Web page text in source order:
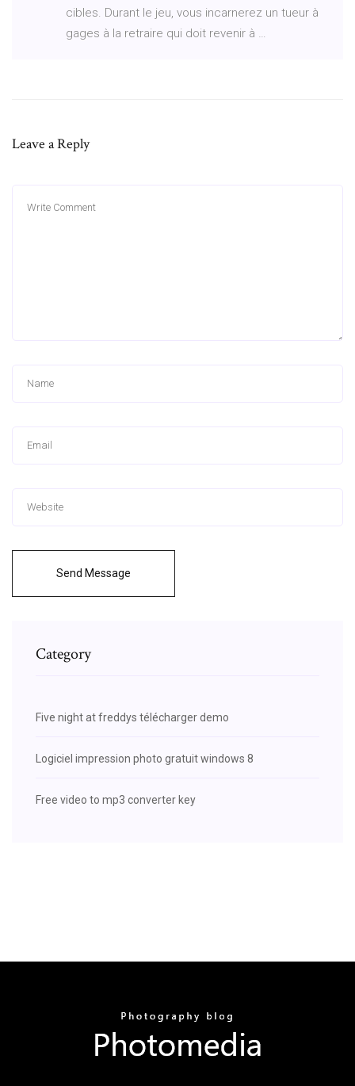
cibles. Durant le jeu, vous incarnerez un tueur à
gages à la retraire qui doit revenir à …
Leave a Reply
Send Message
Category
Five night at freddys télécharger demo
Logiciel impression photo gratuit windows 8
Free video to mp3 converter key